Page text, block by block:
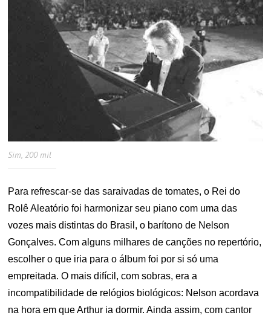
Sim, 200 mil
Para refrescar-se das saraivadas de tomates, o Rei do
Rolê Aleatório foi harmonizar seu piano com uma das
vozes mais distintas do Brasil, o barítono de Nelson
Gonçalves. Com alguns milhares de canções no repertório,
escolher o que iria para o álbum foi por si só uma
empreitada. O mais difícil, com sobras, era a
incompatibilidade de relógios biológicos: Nelson acordava
na hora em que Arthur ia dormir. Ainda assim, com cantor